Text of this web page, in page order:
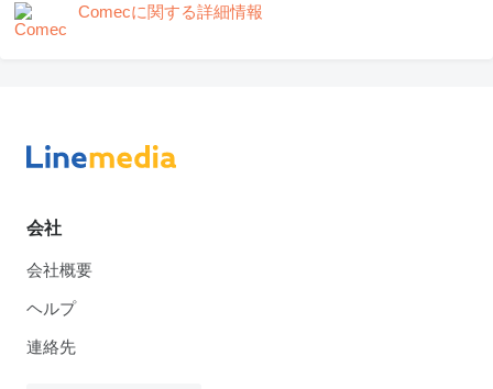
Comecに関する詳細情報
会社
会社概要
ヘルプ
連絡先